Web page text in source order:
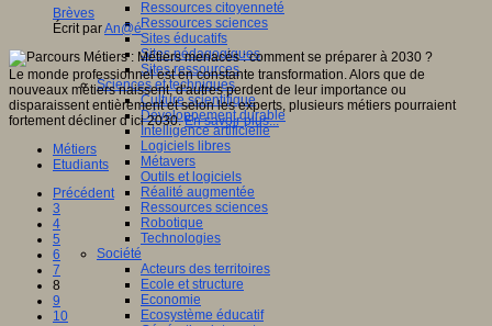
Ressources citoyenneté
Ressources sciences
Sites éducatifs
Sites pédagogiques
Sites ressources
Sciences et techniques
Culture scientifique
Développement durable
Intelligence artificielle
Logiciels libres
Métavers
Outils et logiciels
Réalité augmentée
Ressources sciences
Robotique
Technologies
Société
Acteurs des territoires
Ecole et structure
Economie
Ecosystème éducatif
Brèves
Écrit parAn@é
Le monde professionnel est en constante transformation. Alors que de
nouveaux métiers naissent, d'autres perdent de leur importance ou
disparaissent entièrement et selon les experts, plusieurs métiers pourraient
fortement décliner d’ici 2030.En savoir plus...
Métiers
Etudiants
Précédent
3
4
5
6
7
8
9
10